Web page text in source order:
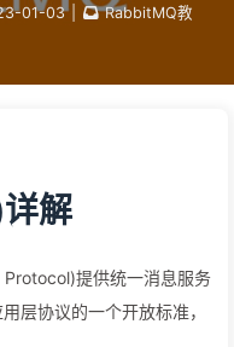
01-03
RabbitMQ教
解
提供统一消息服务
层协议的一个开放标准，